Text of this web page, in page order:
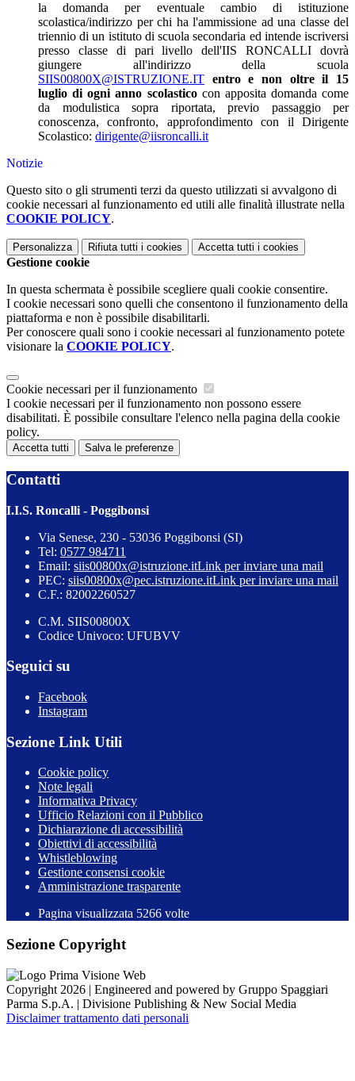
la domanda per eventuale cambio di istituzione
scolastica/indirizzo per chi ha l'ammissione ad una classe del
triennio di un istituto di scuola secondaria ed intende iscriversi
presso classe di pari livello dell'IIS RONCALLI dovrà
giungere all'indirizzo della scuola
SIIS00800X@ISTRUZIONE.IT entro e non oltre il 15
luglio di ogni anno scolasticocon apposita domanda come
da modulistica sopra riportata, previo passaggio per
conoscenza, confronto, approfondimento con il Dirigente
Scolastico: dirigente@iisroncalli.it
Notizie
Questo sito o gli strumenti terzi da questo utilizzati si avvalgono di
cookie necessari al funzionamento ed utili alle finalità illustrate nella
COOKIE POLICY.
Personalizza Rifiuta tutti i cookies Accetta tutti i cookies
Gestione cookie
In questa schermata è possibile scegliere quali cookie consentire.
I cookie necessari sono quelli che consentono il funzionamento della
piattaforma e non è possibile disabilitarli.
Per conoscere quali sono i cookie necessari al funzionamento potete
visionare la COOKIE POLICY.
Cookie necessari per il funzionamento
I cookie necessari per il funzionamento non possono essere
disabilitati. È possibile consultare l'elenco nella pagina della cookie
policy.
Accetta tutti Salva le preferenze
Contatti
I.I.S. Roncalli - Poggibonsi
Via Senese, 230 - 53036 Poggibonsi (SI)
Tel: 0577 984711
Email: siis00800x@istruzione.itLink per inviare una mail
PEC: siis00800x@pec.istruzione.itLink per inviare una mail
C.F.: 82002260527
C.M. SIIS00800X
Codice Univoco: UFUBVV
Seguici su
Facebook
Instagram
Sezione Link Utili
Cookie policy
Note legali
Informativa Privacy
Ufficio Relazioni con il Pubblico
Dichiarazione di accessibilità
Obiettivi di accessibilità
Whistleblowing
Gestione consensi cookie
Amministrazione trasparente
Pagina visualizzata 5266 volte
Sezione Copyright
Copyright 2026 | Engineered and powered by Gruppo Spaggiari
Parma S.p.A. | Divisione Publishing & New Social Media
Disclaimer trattamento dati personali